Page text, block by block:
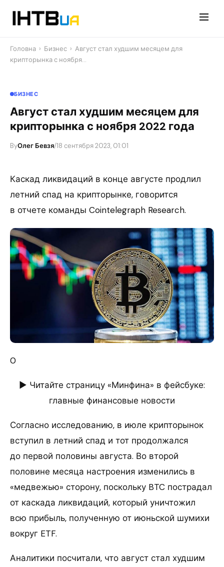
Головна › Бизнес › Август стал худшим месяцем для
крипторынка с ноября…
БИЗНЕС
Август стал худшим месяцем для
крипторынка с ноября 2022 года
ByОлег Бевзя/18 сентября 2023, 01:01
Каскад ликвидаций в конце августе продлил
летний спад на крипторынке, говорится
в отчете команды Cointelegraph Research.
0
► Читайте страницу «Минфина» в фейсбуке:
главные финансовые новости
Согласно исследованию, в июле крипторынок
вступил в летний спад и тот продолжался
до первой половины августа. Во второй
половине месяца настроения изменились в
«медвежью» сторону, поскольку BTC пострадал
от каскада ликвидаций, который уничтожил
всю прибыль, полученную от июньской шумихи
вокруг ETF.
Аналитики посчитали, что август стал худшим